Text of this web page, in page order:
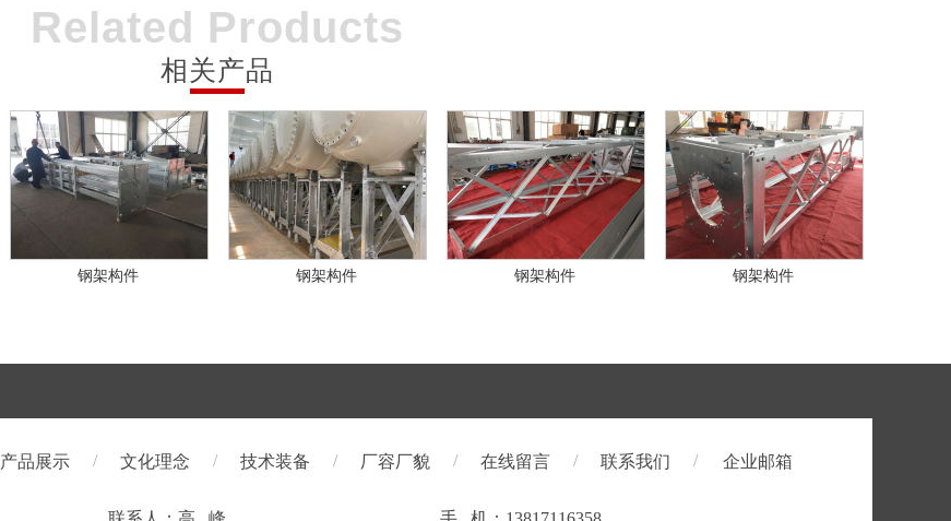
Related Products
相关产品
钢架构件 钢架构件 钢架构件 钢架构件
产品展示 / 文化理念 / 技术装备 / 厂容厂貌 / 在线留言 / 联系我们 / 企业邮箱